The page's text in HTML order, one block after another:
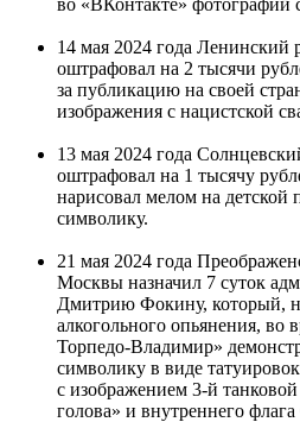
14 мая 2024 года
оштрафовал на 2 тысячи
за публикацию на своей
изображения с нацистской
13 мая 2024 года
оштрафовал на 1 тысячу
нарисовал мелом на
символику.
21 мая 2024 года
Москвы назначил 7 суток
Дмитрию Фокину, который,
алкогольного опьянения,
Торпедо-Владимир»
символику в виде
с изображением 3-й
голова» и внутреннего